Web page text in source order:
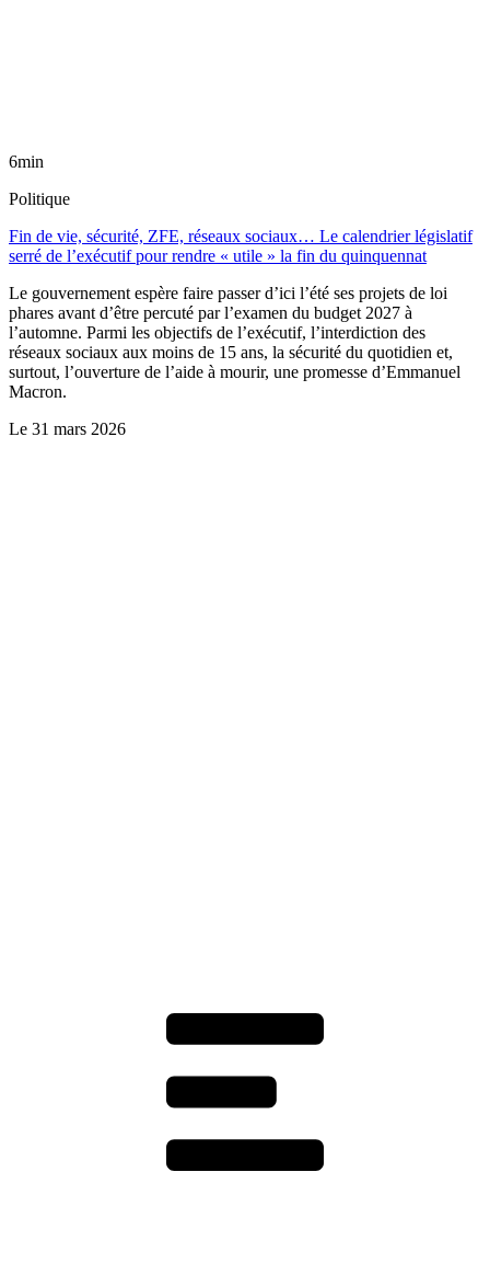
6min
Politique
Fin de vie, sécurité, ZFE, réseaux sociaux… Le calendrier législatif
serré de l’exécutif pour rendre « utile » la fin du quinquennat
Le gouvernement espère faire passer d’ici l’été ses projets de loi
phares avant d’être percuté par l’examen du budget 2027 à
l’automne. Parmi les objectifs de l’exécutif, l’interdiction des
réseaux sociaux aux moins de 15 ans, la sécurité du quotidien et,
surtout, l’ouverture de l’aide à mourir, une promesse d’Emmanuel
Macron.
Le 31 mars 2026